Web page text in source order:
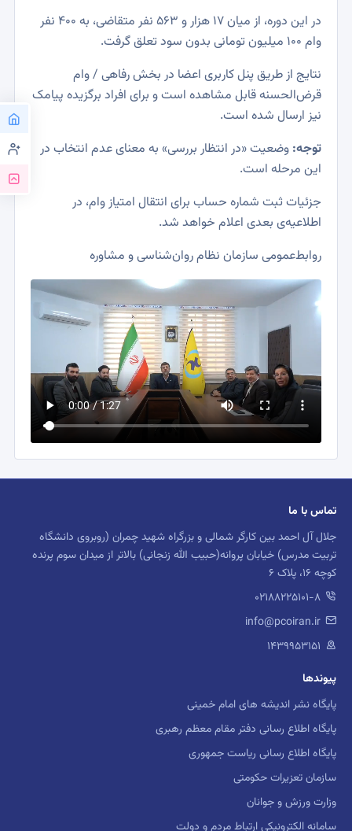
در این دوره، از میان ۱۷ هزار و ۵۶۳ نفر متقاضی، به ۴۰۰ نفر
وام ۱۰۰ میلیون تومانی بدون سود تعلق گرفت.
نتایج از طریق پنل کاربری اعضا در بخش رفاهی / وام
قرض‌الحسنه قابل مشاهده است و برای افراد برگزیده پیامک
نیز ارسال شده است.
توجه: وضعیت «در انتظار بررسی» به معنای عدم انتخاب در
این مرحله است.
جزئیات ثبت شماره حساب برای انتقال امتیاز وام، در
اطلاعیه‌ی بعدی اعلام خواهد شد.
روابط‌عمومی سازمان نظام روان‌شناسی و مشاوره
تماس با ما
جلال آل احمد بین کارگر شمالی و بزرگراه شهید چمران (روبروی دانشگاه
تربیت مدرس) خیابان پروانه(حبیب الله زنجانی) بالاتر از میدان سوم پرنده
کوچه 16، پلاک 6
02188225101-8
info@pcoiran.ir
۱۴۳۹۹۵۳۱۵۱
پیوندها
پایگاه نشر اندیشه های امام خمینی
پایگاه اطلاع رسانی دفتر مقام معظم رهبری
پایگاه اطلاع رسانی ریاست جمهوری
سازمان تعزیرات حکومتی
وزارت ورزش و جوانان
سامانه الکترونیکی ارتباط مردم و دولت